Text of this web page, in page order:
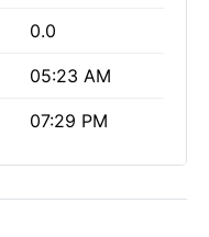
0.0
05:23 AM
07:29 PM